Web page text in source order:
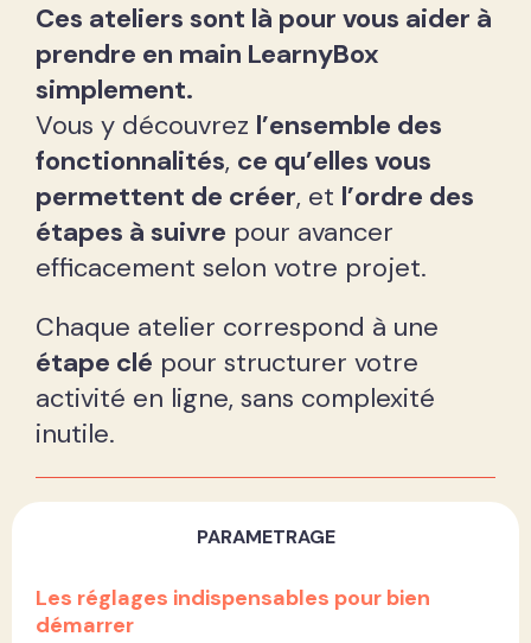
Ces ateliers sont là pour vous aider à
prendre en main LearnyBox
simplement.
Vous y découvrez l’ensemble des
fonctionnalités, ce qu’elles vous
permettent de créer, et l’ordre des
étapes à suivre pour avancer
efficacement selon votre projet.
Chaque atelier correspond à une
étape clé pour structurer votre
activité en ligne, sans complexité
inutile.
PARAMETRAGE
Les réglages indispensables pour bien
démarrer